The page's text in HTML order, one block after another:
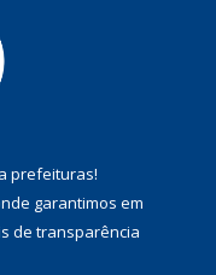
prefeituras!
garantimos em
de transparência